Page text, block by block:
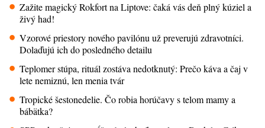
Zažite magický Rokfort na Liptove: čaká vás deň plný kúziel a
živý had!
Vzorové priestory nového pavilónu už preverujú zdravotníci.
Dolaďujú ich do posledného detailu
Teplomer stúpa, rituál zostáva nedotknutý: Prečo káva a čaj v
lete nemiznú, len menia tvár
Tropické šestonedelie. Čo robia horúčavy s telom mamy a
bábätka?